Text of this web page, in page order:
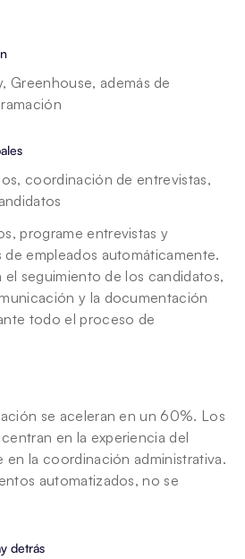
Greenhouse, además de
coordinación de entrevistas,
programe entrevistas y
empleados automáticamente.
el seguimiento de los candidatos,
y la documentación
todo el proceso de
se aceleran en un 60%. Los
en la experiencia del
en la coordinación administrativa.
automatizados, no se
detrás